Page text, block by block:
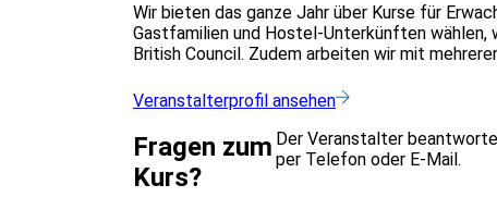
Wir bieten das ganze Jahr über Kurse für
Gastfamilien und Hostel-Unterkünften wählen,
British Council. Zudem arbeiten wir mit
Veranstalterprofil ansehen
Fragen zum
Kurs?
Der Veranstalter
per Telefon oder E-Mail.